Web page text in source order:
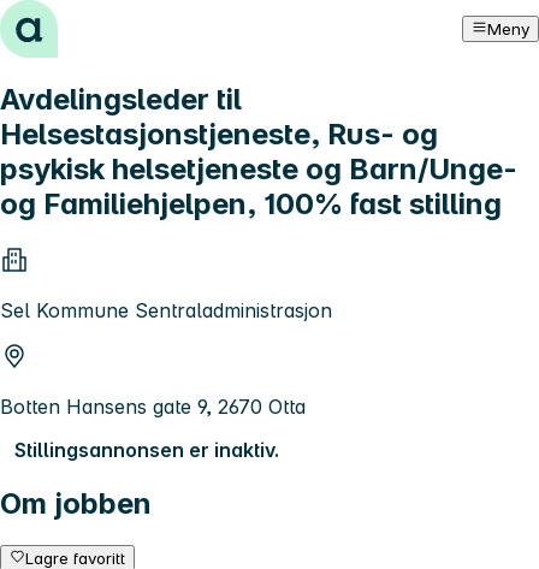
Hopp til innhold Meny
Avdelingsleder til
Helsestasjonstjeneste, Rus- og
psykisk helsetjeneste og Barn/Unge-
og Familiehjelpen, 100% fast stilling
Sel Kommune Sentraladministrasjon
Botten Hansens gate 9, 2670 Otta
Stillingsannonsen er inaktiv.
Om jobben
Lagre favoritt